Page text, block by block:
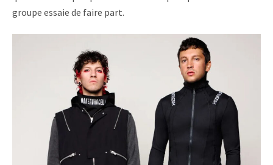
groupe essaie de faire part.